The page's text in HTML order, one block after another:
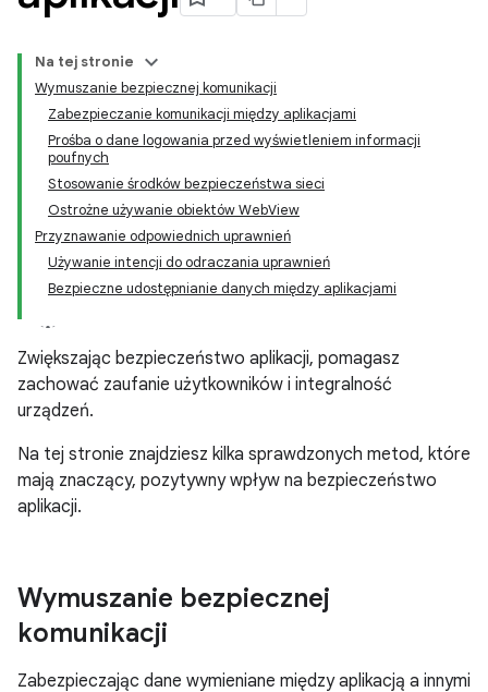
Na tej stronie
Wymuszanie bezpiecznej komunikacji
Zabezpieczanie komunikacji między aplikacjami
Prośba o dane logowania przed wyświetleniem informacji
poufnych
Stosowanie środków bezpieczeństwa sieci
Ostrożne używanie obiektów WebView
Przyznawanie odpowiednich uprawnień
Używanie intencji do odraczania uprawnień
Bezpieczne udostępnianie danych między aplikacjami
Zwiększając bezpieczeństwo aplikacji, pomagasz
zachować zaufanie użytkowników i integralność
urządzeń.
Na tej stronie znajdziesz kilka sprawdzonych metod, które
mają znaczący, pozytywny wpływ na bezpieczeństwo
aplikacji.
Wymuszanie bezpiecznej
komunikacji
Zabezpieczając dane wymieniane między aplikacją a innymi